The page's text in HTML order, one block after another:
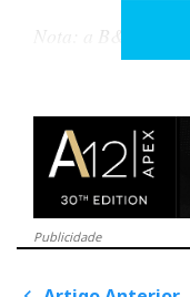
Nota: a B&W
Hificlube, pelo
ignorado, como se
directo que
audiófilos…
Publicidade